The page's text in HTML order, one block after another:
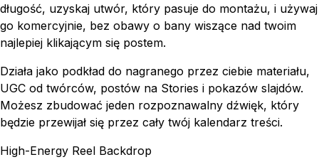
długość, uzyskaj utwór, który pasuje do montażu, i używaj
go komercyjnie, bez obawy o bany wiszące nad twoim
najlepiej klikającym się postem.
Działa jako podkład do nagranego przez ciebie materiału,
UGC od twórców, postów na Stories i pokazów slajdów.
Możesz zbudować jeden rozpoznawalny dźwięk, który
będzie przewijał się przez cały twój kalendarz treści.
High-Energy Reel Backdrop